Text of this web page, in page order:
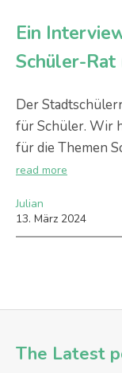
Ein
Schüler-Rat
Der
für Schüler. Wir
für die Themen
read more
Julian
13. März 2024
The Latest